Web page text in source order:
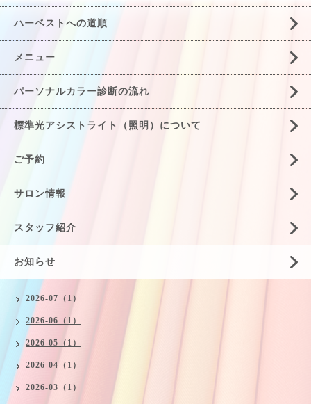
ハーベストへの道順
メニュー
パーソナルカラー診断の流れ
標準光アシストライト（照明）について
ご予約
サロン情報
スタッフ紹介
お知らせ
2026-07（1）
2026-06（1）
2026-05（1）
2026-04（1）
2026-03（1）